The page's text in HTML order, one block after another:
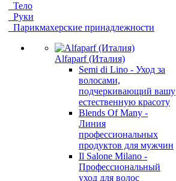
Тело
Руки
Парикмахерские принадлежности
Alfaparf (Италия)
Semi di Lino - Уход за
волосами,
подчеркивающий вашу
естественную красоту
Blends Of Many -
Линия
профессиональных
продуктов для мужчин
Il Salone Milano -
Профессиональный
уход для волос